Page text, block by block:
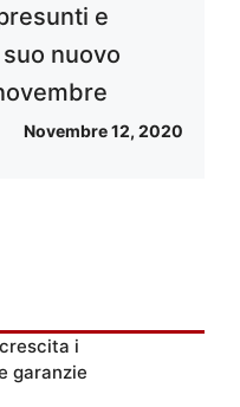
e
nuovo
Novembre 12, 2020
i
garanzie